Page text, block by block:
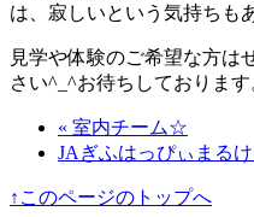
は、寂しいという気持ちも
見学や体験のご希望な方は
さい^_^お待ちしております
« 室内チーム☆
JAぎふはっぴぃまるけ
↑このページのトップへ